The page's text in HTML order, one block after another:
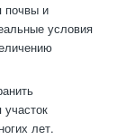
почвы и
условия
лет.